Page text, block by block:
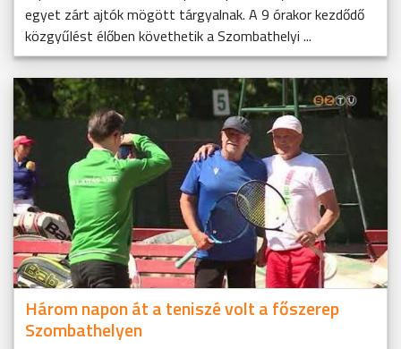
egyet zárt ajtók mögött tárgyalnak. A 9 órakor kezdődő
közgyűlést élőben követhetik a Szombathelyi ...
Három napon át a teniszé volt a főszerep
Szombathelyen